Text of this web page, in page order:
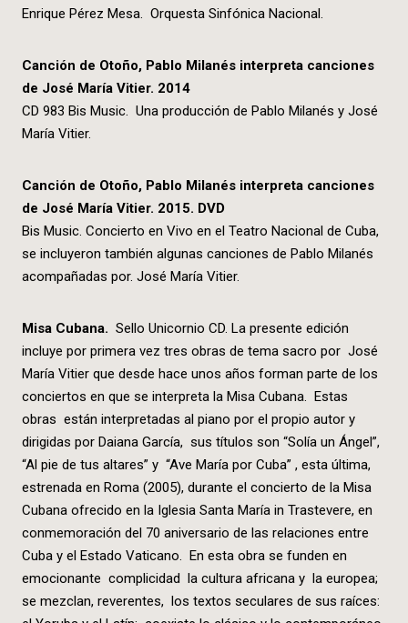
Enrique Pérez Mesa. Orquesta Sinfónica Nacional.
Canción de Otoño, Pablo Milanés interpreta canciones
de José María Vitier. 2014
CD 983 Bis Music. Una producción de Pablo Milanés y José
María Vitier.
Canción de Otoño, Pablo Milanés interpreta canciones
de José María Vitier. 2015. DVD
Bis Music. Concierto en Vivo en el Teatro Nacional de Cuba,
se incluyeron también algunas canciones de Pablo Milanés
acompañadas por. José María Vitier.
Misa Cubana. Sello Unicornio CD. La presente edición
incluye por primera vez tres obras de tema sacro por José
María Vitier que desde hace unos años forman parte de los
conciertos en que se interpreta la Misa Cubana. Estas
obras están interpretadas al piano por el propio autor y
dirigidas por Daiana García, sus títulos son “Solía un Ángel”,
“Al pie de tus altares” y “Ave María por Cuba” , esta última,
estrenada en Roma (2005), durante el concierto de la Misa
Cubana ofrecido en la Iglesia Santa María in Trastevere, en
conmemoración del 70 aniversario de las relaciones entre
Cuba y el Estado Vaticano. En esta obra se funden en
emocionante complicidad la cultura africana y la europea;
se mezclan, reverentes, los textos seculares de sus raíces: